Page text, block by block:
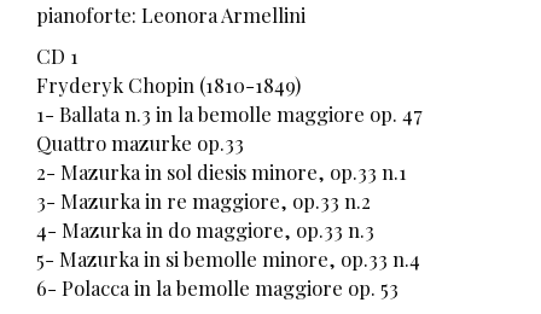
pianoforte: Leonora Armellini
CD 1
Fryderyk Chopin (1810-1849)
1- Ballata n.3 in la bemolle maggiore op. 47
Quattro mazurke op.33
2- Mazurka in sol diesis minore, op.33 n.1
3- Mazurka in re maggiore, op.33 n.2
4- Mazurka in do maggiore, op.33 n.3
5- Mazurka in si bemolle minore, op.33 n.4
6- Polacca in la bemolle maggiore op. 53